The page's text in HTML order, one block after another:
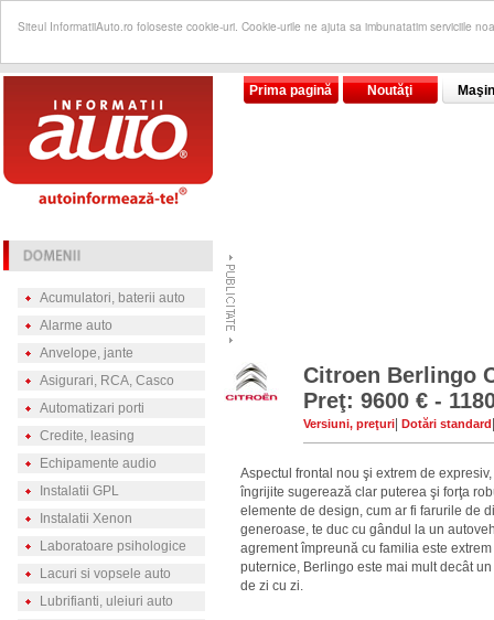
Siteul InformatiiAuto.ro foloseste cookie-uri. Cookie-urile ne ajuta sa imbunatatim serviciile
Prima pagină Noutăţi
Acumulatori, baterii auto
Alarme auto
Anvelope, jante
Asigurari, RCA, Casco
Automatizari porti
Credite, leasing
Echipamente audio
Instalatii GPL
Instalatii Xenon
Laboratoare psihologice
Lacuri si vopsele auto
Lubrifianti, uleiuri auto
Citroen Berlingo
Preţ: 9600 € -
Versiuni, preţuri Dotări standard
Aspectul frontal nou şi extrem de
îngrijite sugerează clar puterea şi forţa
elemente de design, cum ar fi farurile de
generoase, te duc cu gândul la un
agrement împreună cu familia este
puternice, Berlingo este mai mult decât
de zi cu zi.